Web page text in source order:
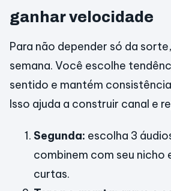
ganhar velocidade
Para não depender só da
semana. Você escolhe
sentido e mantém
Isso ajuda a construir canal e
Segunda: escolha 3
combinem com seu nicho
curtas.